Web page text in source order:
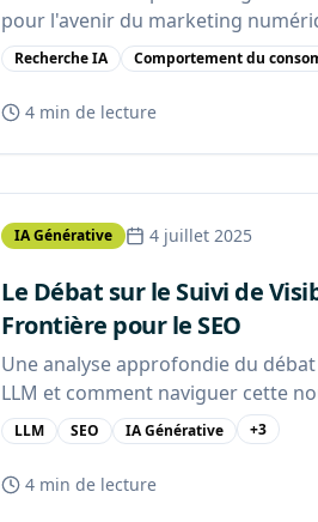
pour l'avenir du marketing
Recherche IA Comportement du
4 min de lecture
IA Générative 4 juillet 2025
Le Débat sur le Suivi de
Frontière pour le SEO
Une analyse approfondie du
LLM et comment naviguer cette
LLM SEO IA Générative +3
4 min de lecture